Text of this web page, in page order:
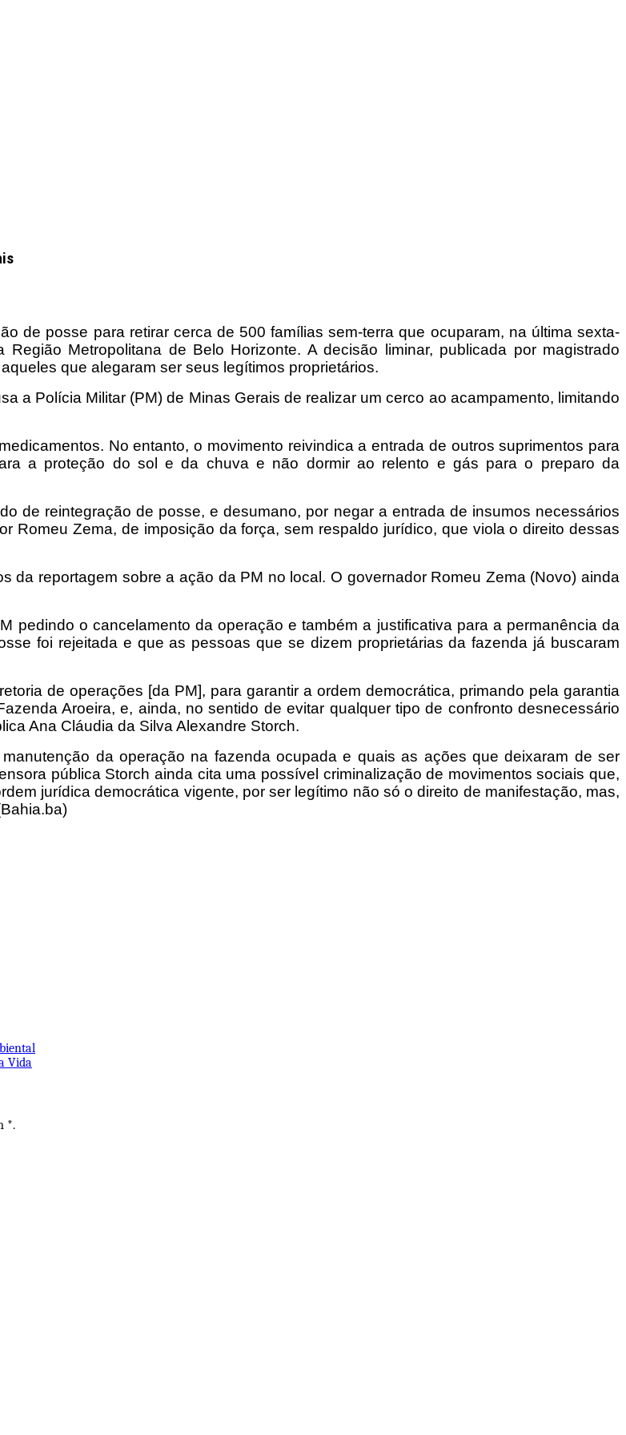
de posse para retirar cerca de 500 famílias sem-terra que ocuparam, na última sexta-
Metropolitana de Belo Horizonte. A decisão liminar, publicada por magistrado
que alegaram ser seus legítimos proprietários.
a Polícia Militar (PM) de Minas Gerais de realizar um cerco ao acampamento, limitando
No entanto, o movimento reivindica a entrada de outros suprimentos para
a proteção do sol e da chuva e não dormir ao relento e gás para o preparo da
de reintegração de posse, e desumano, por negar a entrada de insumos necessários
Romeu Zema, de imposição da força, sem respaldo jurídico, que viola o direito dessas
da reportagem sobre a ação da PM no local. O governador Romeu Zema (Novo) ainda
pedindo o cancelamento da operação e também a justificativa para a permanência da
foi rejeitada e que as pessoas que se dizem proprietárias da fazenda já buscaram
de operações [da PM], para garantir a ordem democrática, primando pela garantia
Aroeira, e, ainda, no sentido de evitar qualquer tipo de confronto desnecessário
Ana Cláudia da Silva Alexandre Storch.
da operação na fazenda ocupada e quais as ações que deixaram de ser
pública Storch ainda cita uma possível criminalização de movimentos sociais que,
jurídica democrática vigente, por ser legítimo não só o direito de manifestação, mas,
Vida
*.